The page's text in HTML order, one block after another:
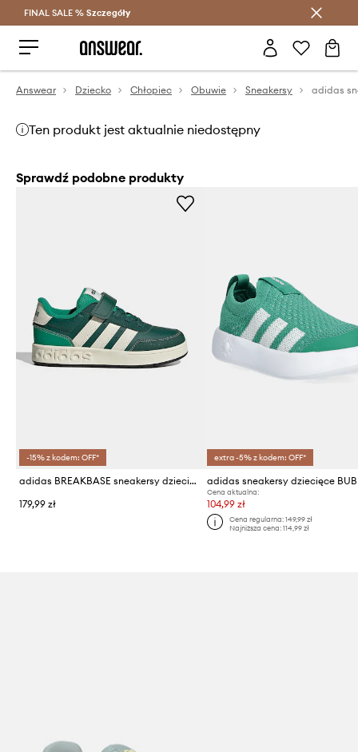
Oszczędzaj z Answear Club >
FINAL SALE % Szczegóły
Answear Dziecko Chłopiec Obuwie Sneakersy
Ten produkt jest aktualnie niedostępny
Sprawdź podobne produkty
-15% z kodem: OFF*
adidas BREAKBASE sneakersy dziecięce
179,99 zł
extra -5% z kodem: OFF*
Cena aktualna:
104,99 zł
Cena regularna: 149,99 zł
Najniższa cena: 114,99 zł